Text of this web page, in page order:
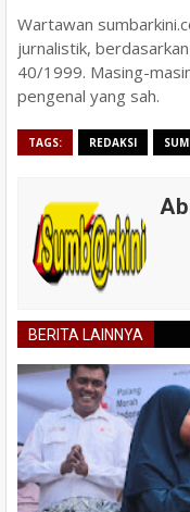
Wartawan
jurnalistik,
40/1999. Masing-
pengenal yang sah.
TAGS: REDAKSI
BERITA LAINNYA